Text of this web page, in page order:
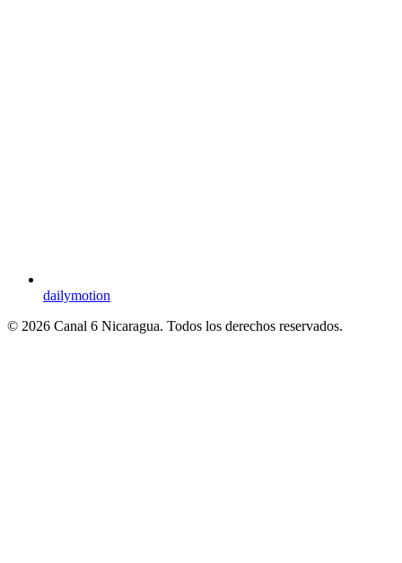
dailymotion
© 2026 Canal 6 Nicaragua. Todos los derechos reservados.